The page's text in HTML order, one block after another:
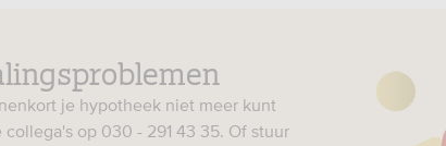
je hypotheek niet meer kunt
op 030 - 291 43 35. Of stuur